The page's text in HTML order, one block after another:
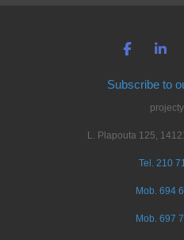
Subscribe to
L. Plapouta 125,
Tel. 210
Mob. 694
Mob. 697